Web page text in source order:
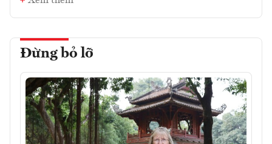
Đừng bỏ lỡ